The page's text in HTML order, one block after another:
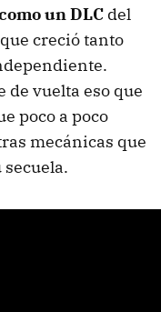
un DLC del
creció tanto
de vuelta eso que
poco a poco
mecánicas que